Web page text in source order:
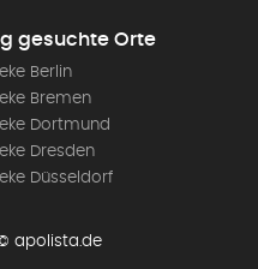
gesuchte Orte
Berlin
Bremen
Dortmund
Dresden
Düsseldorf
apolista.de